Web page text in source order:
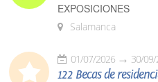
EXPOSICIONES
Salamanca
01/07/2026 30/
122 Becas de